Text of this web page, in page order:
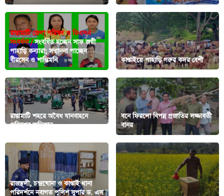
রাঙামাটি জেলা পরিষদ ও ডিএসএ
সংবর্ধনা /সংবর্ধিত হচ্ছেন সাফ জয়ী
পাহাড়ি কন্যারা; সম্মাননা পাচ্ছেন
বীরসেন ও শান্তিমনি
কাপ্তাইয়ে পাহাড়ি গরুর কদর বেশী
রাঙামাটি শহরে অবৈধ যানবাহনে
পুলিশের অভিযান
বনে ফিরলো বিপন্ন প্রজাতির লজ্জাবতী
বানর
রাজস্থলী, চন্দ্রঘোনা ও কাপ্তাই থানা
পরিদর্শনে নবাগত পুলিশ সুপার ড. এস